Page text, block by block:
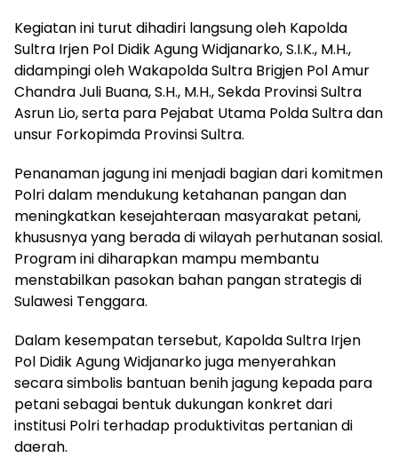
Kegiatan ini turut dihadiri langsung oleh Kapolda
Sultra Irjen Pol Didik Agung Widjanarko, S.I.K., M.H.,
didampingi oleh Wakapolda Sultra Brigjen Pol Amur
Chandra Juli Buana, S.H., M.H., Sekda Provinsi Sultra
Asrun Lio, serta para Pejabat Utama Polda Sultra dan
unsur Forkopimda Provinsi Sultra.
Penanaman jagung ini menjadi bagian dari komitmen
Polri dalam mendukung ketahanan pangan dan
meningkatkan kesejahteraan masyarakat petani,
khususnya yang berada di wilayah perhutanan sosial.
Program ini diharapkan mampu membantu
menstabilkan pasokan bahan pangan strategis di
Sulawesi Tenggara.
Dalam kesempatan tersebut, Kapolda Sultra Irjen
Pol Didik Agung Widjanarko juga menyerahkan
secara simbolis bantuan benih jagung kepada para
petani sebagai bentuk dukungan konkret dari
institusi Polri terhadap produktivitas pertanian di
daerah.